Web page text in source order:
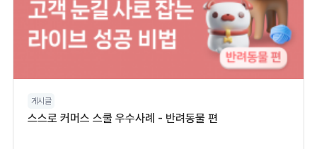
게시글
스스로 커머스 스쿨 우수사례 - 반려동물 편